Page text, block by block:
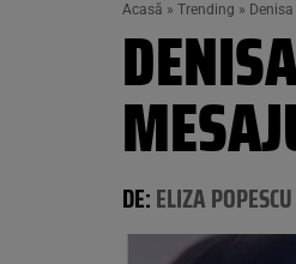
Acasă » Trending »
DE:ELIZA POPESCU